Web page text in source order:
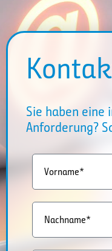
Sie haben eine
Anforderung?
Vorname*
Nachname*